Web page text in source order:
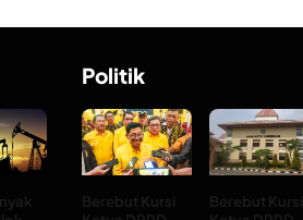
Politik
Berebut Kursi
Berebut Kursi